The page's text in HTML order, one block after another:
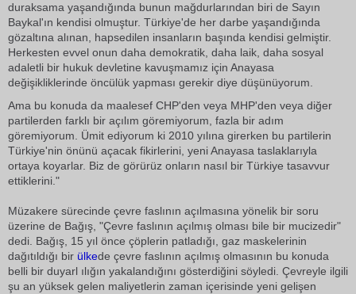
duraksama yaşandığında bunun mağdurlarından biri de Sayın
Baykal'ın kendisi olmuştur. Türkiye'de her darbe yaşandığında
gözaltına alınan, hapsedilen insanların başında kendisi gelmiştir.
Herkesten evvel onun daha demokratik, daha laik, daha sosyal
adaletli bir hukuk devletine kavuşmamız için Anayasa
değişikliklerinde öncülük yapması gerekir diye düşünüyorum.
Ama bu konuda da maalesef CHP'den veya MHP'den veya diğer
partilerden farklı bir açılım göremiyorum, fazla bir adım
göremiyorum. Ümit ediyorum ki 2010 yılına girerken bu partilerin
Türkiye'nin önünü açacak fikirlerini, yeni Anayasa taslaklarıyla
ortaya koyarlar. Biz de görürüz onların nasıl bir Türkiye tasavvur
ettiklerini."
Müzakere sürecinde çevre faslının açılmasına yönelik bir soru
üzerine de Bağış, "Çevre faslının açılmış olması bile bir mucizedir"
dedi. Bağış, 15 yıl önce çöplerin patladığı, gaz maskelerinin
dağıtıldığı bir ülkede çevre faslının açılmış olmasının bu konuda
belli bir duyarl ılığın yakalandığını gösterdiğini söyledi. Çevreyle ilgili
şu an yüksek gelen maliyetlerin zaman içerisinde yeni gelişen